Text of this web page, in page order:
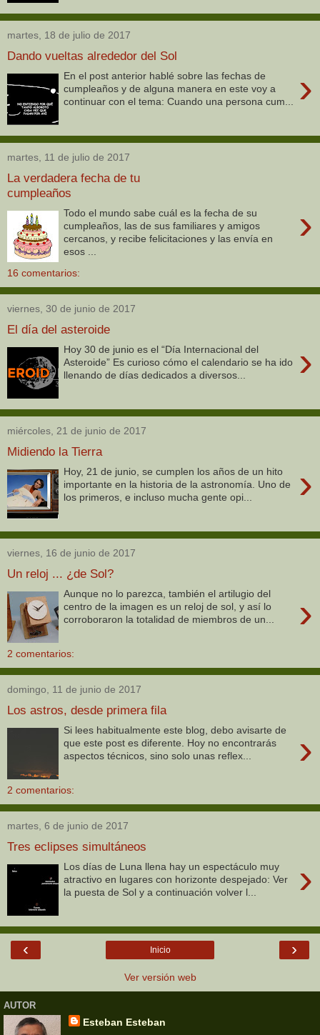
martes, 18 de julio de 2017
Dando vueltas alrededor del Sol
›
En el post anterior hablé sobre las fechas de
cumpleaños y de alguna manera en este voy a
continuar con el tema: Cuando una persona cum...
martes, 11 de julio de 2017
La verdadera fecha de tu
cumpleaños
›
Todo el mundo sabe cuál es la fecha de su
cumpleaños, las de sus familiares y amigos
cercanos, y recibe felicitaciones y las envía en
esos ...
16 comentarios:
viernes, 30 de junio de 2017
El día del asteroide
›
Hoy 30 de junio es el “Día Internacional del
Asteroide” Es curioso cómo el calendario se ha ido
llenando de días dedicados a diversos...
miércoles, 21 de junio de 2017
Midiendo la Tierra
›
Hoy, 21 de junio, se cumplen los años de un hito
importante en la historia de la astronomía. Uno de
los primeros, e incluso mucha gente opi...
viernes, 16 de junio de 2017
Un reloj ... ¿de Sol?
›
Aunque no lo parezca, también el artilugio del
centro de la imagen es un reloj de sol, y así lo
corroboraron la totalidad de miembros de un...
2 comentarios:
domingo, 11 de junio de 2017
Los astros, desde primera fila
›
Si lees habitualmente este blog, debo avisarte de
que este post es diferente. Hoy no encontrarás
aspectos técnicos, sino solo unas reflex...
2 comentarios:
martes, 6 de junio de 2017
Tres eclipses simultáneos
›
Los días de Luna llena hay un espectáculo muy
atractivo en lugares con horizonte despejado: Ver
la puesta de Sol y a continuación volver l...
‹ ›
Inicio
Ver versión web
AUTOR
Esteban Esteban